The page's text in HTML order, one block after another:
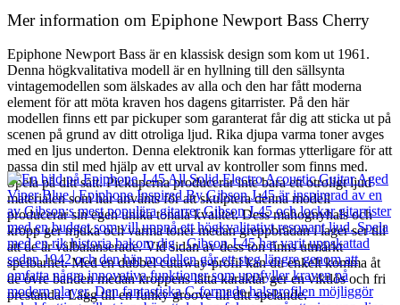
Mer information om Epiphone Newport Bass Cherry
Epiphone Newport Bass är en klassisk design som kom ut 1961.
Denna högkvalitativa modell är en hyllning till den sällsynta
vintagemodellen som älskades av alla och den har fått moderna
element för att möta kraven hos dagens gitarrister. På den här
modellen finns ett par pickuper som garanterat får dig att sticka ut på
scenen på grund av ditt otroliga ljud. Rika djupa varma toner avges
med en ljus underton. Denna elektronik kan formas ytterligare för att
passa din stil med hjälp av ett urval av kontroller som finns med.
Spela på ditt sätt. Pickuperna producerar inte bara ett otroligt ljud
materialen som har använts för att skulptera denna modell
producerar sin egen unika tonala kvalitet. Dess mahognyhals och
kropp ger mjuka och varma toner medan greppbrädan i lager ser till
att de är välbalanserade. Vid sidan av dess ton finns utmärkt
spelbarhet. Med en dubbel cutaway-profil kan du enkelt komma åt
de övre banden medan kroppens lätta karaktär ger en viktlös och fri
prestanda. Lägg till en funky groove till ditt spelande.